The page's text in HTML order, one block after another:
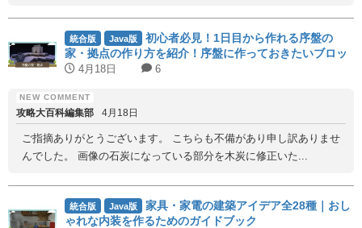
統合版 Java版
初心者必見！1日目から作れる序盤の
家・拠点の作り方を紹介！序盤に作っておきたいブロッ
クも紹介！
4月18日 6
攻略大百科編集部 4月18日
ご指摘ありがとうございます。 こちらも不備があり申し訳ありませ
んでした。 画像の石炭になっている部分を木炭に修正いた...
統合版 Java版
家具・家電の建築アイデア全28種｜おし
ゃれな内装を作るためのガイドブック